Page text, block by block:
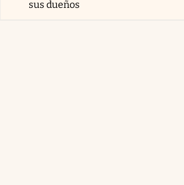
sus dueños